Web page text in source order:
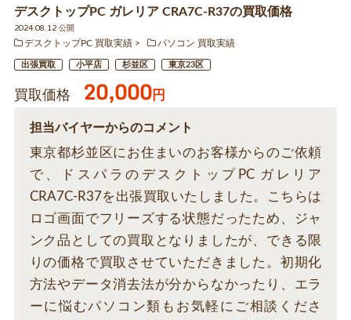
デスクトップPC ガレリア CRA7C-R37の買取価格
2024.08.12 公開
デスクトップPC 買取実績
パソコン 買取実績
出張買取 小平店 杉並区 東京23区
買取価格 20,000円
担当バイヤーからのコメント
東京都杉並区にお住まいのお客様からのご依頼
で、ドスパラのデスクトップPC ガレリア
CRA7C-R37を出張買取いたしました。こちらは
ロゴ画面でフリーズする状態だったため、ジャ
ンク品としての買取となりましたが、できる限
りの価格で買取させていただきました。初期化
方法やデータ消去法が分からなかったり、エラ
ーに悩むパソコン類もお気軽にご相談くださ